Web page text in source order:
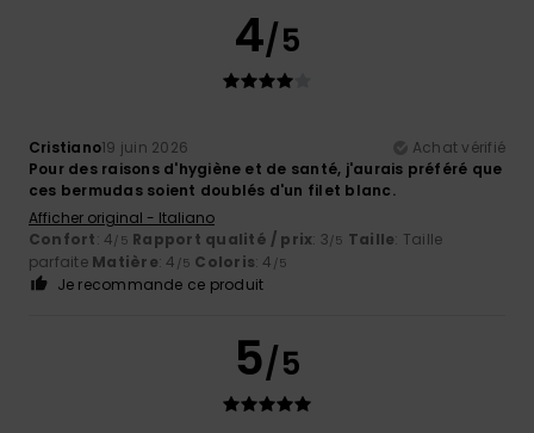
4/5
Cristiano19 juin 2026
Achat vérifié
Pour des raisons d'hygiène et de santé, j'aurais préféré que
ces bermudas soient doublés d'un filet blanc.
Afficher original - Italiano
Confort: 4/5 Rapport qualité / prix: 3/5 Taille: Taille
parfaite Matière: 4 /5 Coloris: 4 /5
Je recommande ce produit
5/5